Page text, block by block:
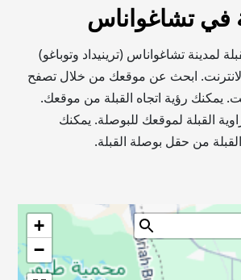
في تشاغواناس
لمدينة تشاغواناس (ترينيداد وتوباغو)
ابحث عن موقعك من خلال تصفح
يمكنك رؤية اتجاه القبلة من موقعك.
القبلة لموقعك للبوصلة. يمكنك
من حقل بوصلة القبلة.
+
−